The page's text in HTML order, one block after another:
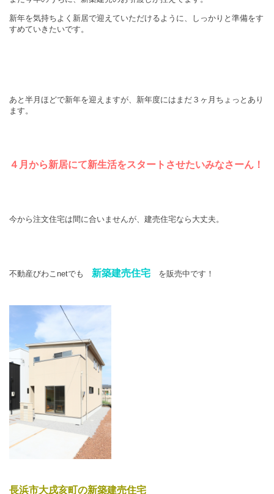
新年を気持ちよく新居で迎えていただけるように、しっかりと準備をす
すめていきたいです。
あと半月ほどで新年を迎えますが、新年度にはまだ３ヶ月ちょっとあり
ます。
４月から新居にて新生活をスタートさせたいみなさーん！
今から注文住宅は間に合いませんが、建売住宅なら大丈夫。
不動産びわこnetでも 新築建売住宅 を販売中です！
長浜市大戌亥町の新築建売住宅